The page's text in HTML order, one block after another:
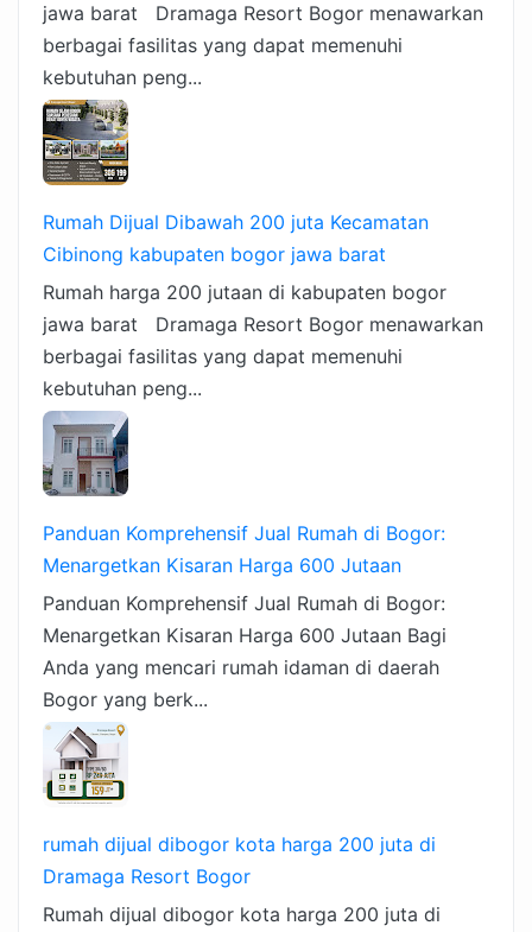
jawa barat Dramaga Resort Bogor menawarkan
berbagai fasilitas yang dapat memenuhi
kebutuhan peng...
Rumah Dijual Dibawah 200 juta Kecamatan
Cibinong kabupaten bogor jawa barat
Rumah harga 200 jutaan di kabupaten bogor
jawa barat Dramaga Resort Bogor menawarkan
berbagai fasilitas yang dapat memenuhi
kebutuhan peng...
Panduan Komprehensif Jual Rumah di Bogor:
Menargetkan Kisaran Harga 600 Jutaan
Panduan Komprehensif Jual Rumah di Bogor:
Menargetkan Kisaran Harga 600 Jutaan Bagi
Anda yang mencari rumah idaman di daerah
Bogor yang berk...
rumah dijual dibogor kota harga 200 juta di
Dramaga Resort Bogor
Rumah dijual dibogor kota harga 200 juta di